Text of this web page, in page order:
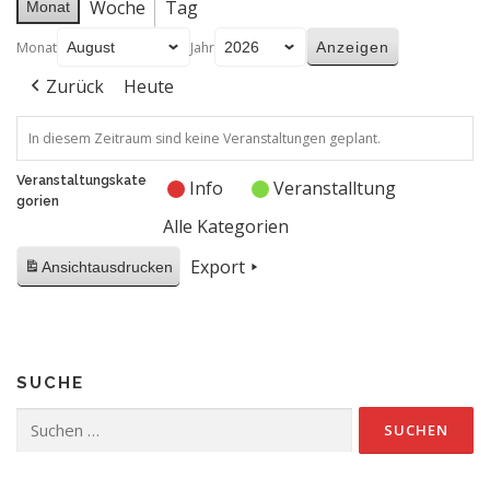
Monat Woche Tag
Monat Jahr
Zurück Heute
In diesem Zeitraum sind keine Veranstaltungen geplant.
Veranstaltungskate
gorien
Info
Veranstalltung
Alle Kategorien
Ansichtausdrucken Export
SUCHE
nach: